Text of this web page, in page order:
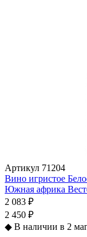
Артикул 71204
Вино игристое
Южная африка
2 083 ₽
2 450 ₽
◆ В наличии в 2